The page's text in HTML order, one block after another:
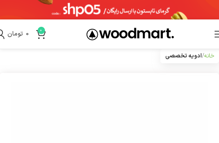
0 تومان 0
خانه ادویه تخصصی